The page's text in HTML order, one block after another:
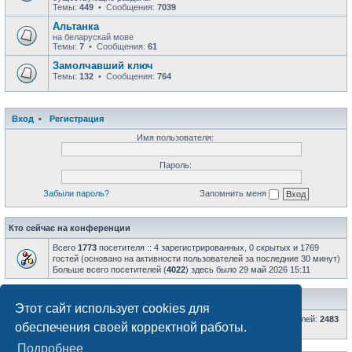
Этот сайт использует cookies для
обеспечения своей корректной работы.
Подробнее
Темы: 449 • Сообщения: 7039
Альтанка
на беларускай мове
Темы: 7 • Сообщения: 61
Замолчавший ключ
Темы: 132 • Сообщения: 764
Вход •
Регистрация
Имя пользователя:
Пароль:
Забыли пароль? Запомнить меня
Кто сейчас на конференции
Всего 1773 посетителя :: 4 зарегистрированных, 0 скрытых и 1769
гостей (основано на активности пользователей за последние 30 минут)
Больше всего посетителей (4022) здесь было 29 май 2026 15:11
• Всего пользователей: 2483
• Новый пользователь: AlexRKR